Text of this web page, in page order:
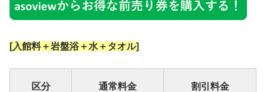
[入館料＋岩盤浴＋水＋タオル]
区分 通常料金 割引料金